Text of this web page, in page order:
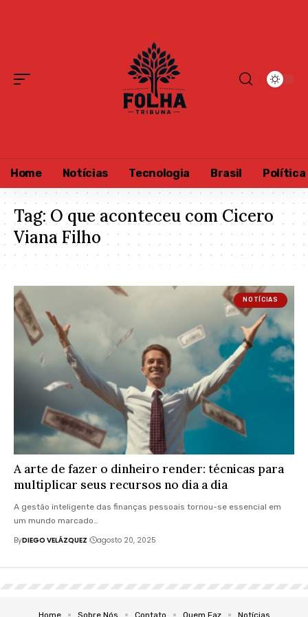
Home Notícias Tecnologia Brasil Política
Tag:O que aconteceu com Cicero
Viana Filho
NOTÍCIAS
A arte de fazer o dinheiro render: técnicas para
multiplicar seus recursos no dia a dia
A gestão inteligente das finanças pessoais tornou-se essencial em
um mundo marcado…
ByDIEGO VELÁZQUEZ agosto 20, 2025
Home Sobre Nós Contato Quem Faz Notícias